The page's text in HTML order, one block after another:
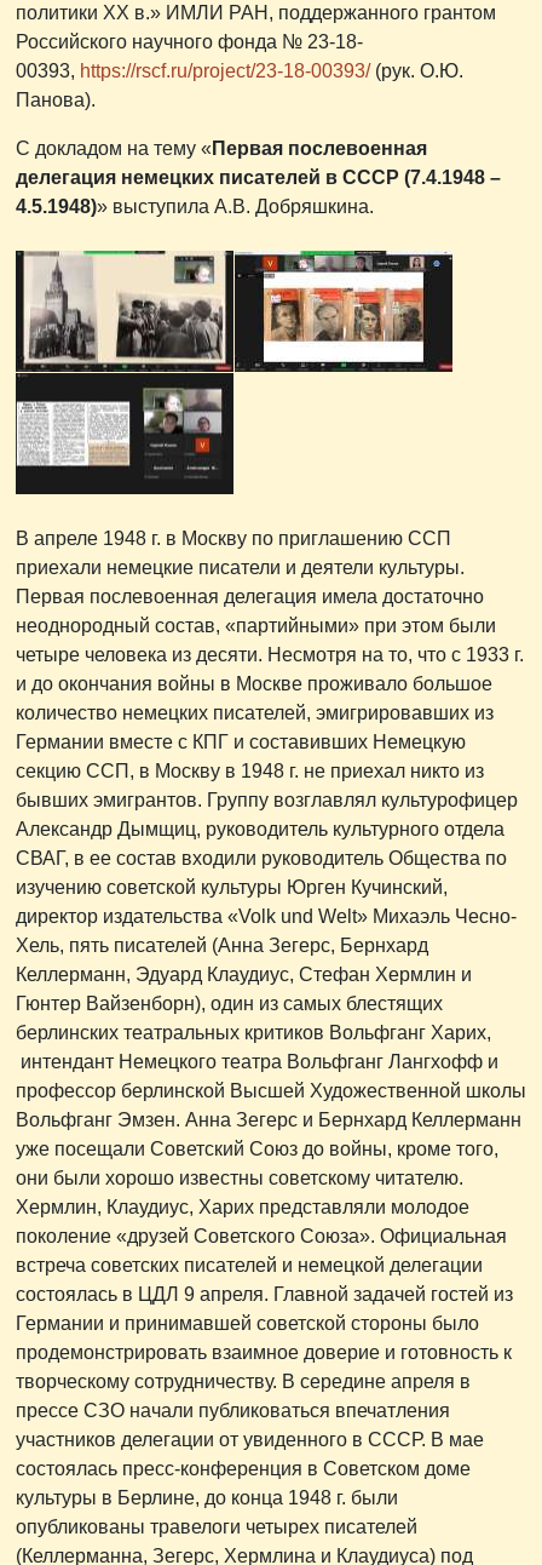
политики ХХ в.» ИМЛИ РАН, поддержанного грантом
Российского научного фонда № 23-18-
00393, https://rscf.ru/project/23-18-00393/(рук. О.Ю.
Панова).
С докладом на тему « Первая послевоенная
делегация немецких писателей в СССР (7.4.1948 –
4.5.1948)» выступила А.В. Добряшкина.
В апреле 1948 г. в Москву по приглашению ССП
приехали немецкие писатели и деятели культуры.
Первая послевоенная делегация имела достаточно
неоднородный состав, «партийными» при этом были
четыре человека из десяти. Несмотря на то, что с 1933 г.
и до окончания войны в Москве проживало большое
количество немецких писателей, эмигрировавших из
Германии вместе с КПГ и составивших Немецкую
секцию ССП, в Москву в 1948 г. не приехал никто из
бывших эмигрантов. Группу возглавлял культурофицер
Александр Дымщиц, руководитель культурного отдела
СВАГ, в ее состав входили руководитель Общества по
изучению советской культуры Юрген Кучинский,
директор издательства «Volk und Welt» Михаэль Чесно-
Хель, пять писателей (Анна Зегерс, Бернхард
Келлерманн, Эдуард Клаудиус, Стефан Хермлин и
Гюнтер Вайзенборн), один из самых блестящих
берлинских театральных критиков Вольфганг Харих,
интендант Немецкого театра Вольфганг Лангхофф и
профессор берлинской Высшей Художественной школы
Вольфганг Эмзен. Анна Зегерс и Бернхард Келлерманн
уже посещали Советский Союз до войны, кроме того,
они были хорошо известны советскому читателю.
Хермлин, Клаудиус, Харих представляли молодое
поколение «друзей Советского Союза». Официальная
встреча советских писателей и немецкой делегации
состоялась в ЦДЛ 9 апреля. Главной задачей гостей из
Германии и принимавшей советской стороны было
продемонстрировать взаимное доверие и готовность к
творческому сотрудничеству. В середине апреля в
прессе СЗО начали публиковаться впечатления
участников делегации от увиденного в СССР. В мае
состоялась пресс-конференция в Советском доме
культуры в Берлине, до конца 1948 г. были
опубликованы травелоги четырех писателей
(Келлерманна, Зегерс, Хермлина и Клаудиуса) под